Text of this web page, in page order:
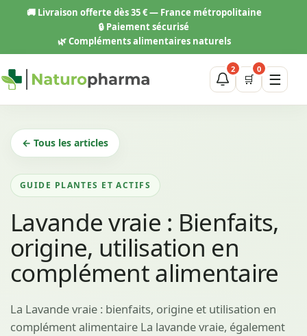
🚚 Livraison offerte dès 35 € — France métropolitaine
🔒 Paiement sécurisé
🌿 Compléments alimentaires naturels
2
🛒
0
☰
← Tous les articles
GUIDE PLANTES ET ACTIFS
Lavande vraie : Bienfaits,
origine, utilisation en
complément alimentaire
La Lavande vraie : bienfaits, origine et utilisation en
complément alimentaire La lavande vraie, également